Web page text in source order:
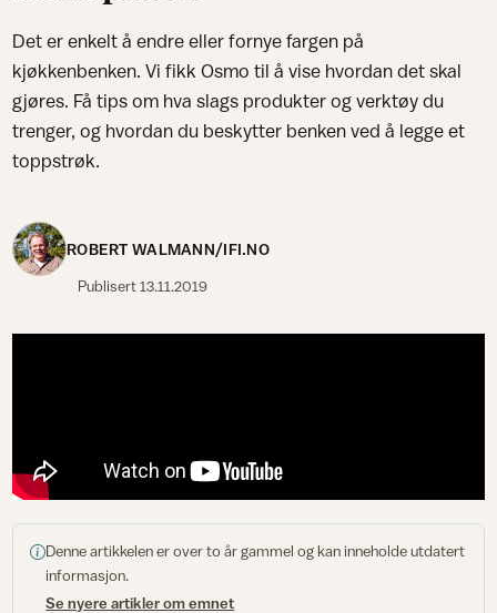
Det er enkelt å endre eller fornye fargen på
kjøkkenbenken. Vi fikk Osmo til å vise hvordan det skal
gjøres. Få tips om hva slags produkter og verktøy du
trenger, og hvordan du beskytter benken ved å legge et
toppstrøk.
ROBERT WALMANN/IFI.NO
Publisert13.11.2019
Denne artikkelen er over to år gammel og kan inneholde utdatert
informasjon.
Se nyere artikler om emnet